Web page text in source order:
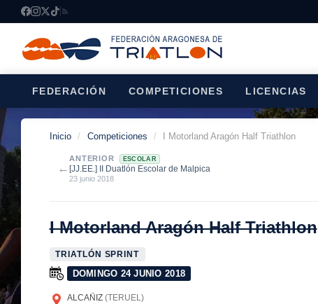
FEDERACIÓN COMPETICIONES LICENCIAS
Inicio / Competiciones / I Motorland Aragón Half Triathlon
←
ANTERIOR ESCOLAR
[JJ.EE.] II Duatlón Escolar de Malpica
23 junio 2018
I Motorland Aragón Half Triathlon
TRIATLÓN SPRINT
DOMINGO 24 JUNIO 2018
ALCAÑIZ (TERUEL)